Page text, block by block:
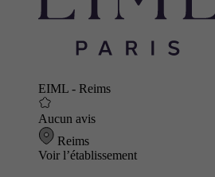
EIML - Reims
Aucun avis
Reims
Voir l’établissement